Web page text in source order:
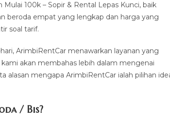
100k – Sopir & Rental Lepas Kunci, baik
beroda empat yang lengkap dan harga yang
soal tarif.
ArimbiRentCar menawarkan layanan yang
akan membahas lebih dalam mengenai
alasan mengapa ArimbiRentCar ialah pilihan
/ Bis?